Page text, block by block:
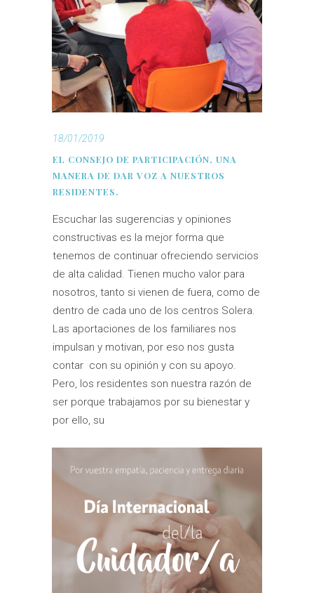
18/01/2019
EL CONSEJO DE PARTICIPACIÓN, UNA
MANERA DE DAR VOZ A NUESTROS
RESIDENTES.
Escuchar las sugerencias y opiniones
constructivas es la mejor forma que
tenemos de continuar ofreciendo servicios
de alta calidad. Tienen mucho valor para
nosotros, tanto si vienen de fuera, como de
dentro de cada uno de los centros Solera.
Las aportaciones de los familiares nos
impulsan y motivan, por eso nos gusta
contar con su opinión y con su apoyo.
Pero, los residentes son nuestra razón de
ser porque trabajamos por su bienestar y
por ello, su